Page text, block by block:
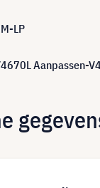
LP
Aanpassen-